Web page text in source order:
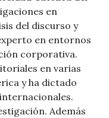
en
del discurso y
en entornos
corporativa.
en varias
y ha dictado
Además